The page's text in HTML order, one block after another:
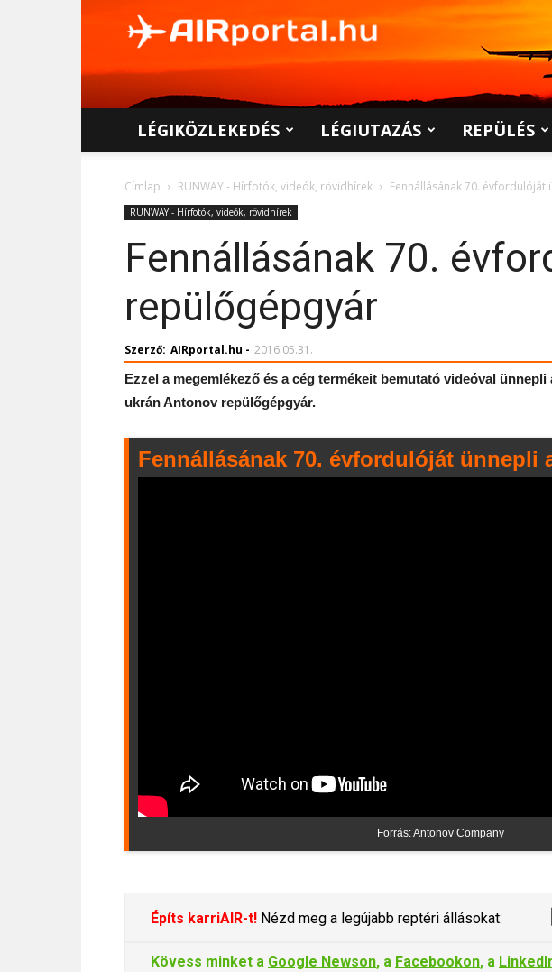
LÉGIKÖZLEKEDÉS LÉGIUTAZÁS REPÜLÉS
Címlap RUNWAY - Hírfotók, videók, rövidhírek Fennállásának 70.
RUNWAY - Hírfotók, videók, rövidhírek
Fennállásának 70.
repülőgépgyár
Szerző: AIRportal.hu - 2016.05.31.
Ezzel a megemlékező és a cég termékeit bemutató videóval
ukrán Antonov repülőgépgyár.
Fennállásának 70. évfordulóját ünnepli
Forrás: Antonov Company
Építs karriAIR-t! Nézd meg a legújabb reptéri állásokat:
Kövess minket a Google Newson, a Facebookon, a